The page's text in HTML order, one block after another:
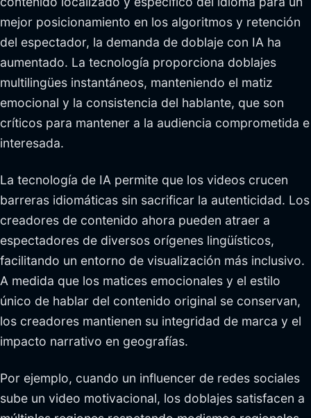
mejor posicionamiento en los algoritmos y retención
del espectador, la demanda de doblaje con IA ha
aumentado. La tecnología proporciona doblajes
multilingües instantáneos, manteniendo el matiz
emocional y la consistencia del hablante, que son
críticos para mantener a la audiencia comprometida e
interesada.
La tecnología de IA permite que los videos crucen
barreras idiomáticas sin sacrificar la autenticidad. Los
creadores de contenido ahora pueden atraer a
espectadores de diversos orígenes lingüísticos,
facilitando un entorno de visualización más inclusivo.
A medida que los matices emocionales y el estilo
único de hablar del contenido original se conservan,
los creadores mantienen su integridad de marca y el
impacto narrativo en geografías.
Por ejemplo, cuando un influencer de redes sociales
sube un video motivacional, los doblajes satisfacen a